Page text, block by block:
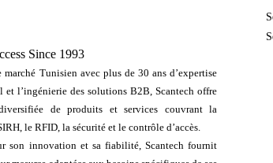
Since 1993
marché Tunisien avec plus de 30 ans d’expertise
et l’ingénierie des solutions B2B, Scantech offre
de produits et services couvrant la
le RFID, la sécurité et le contrôle d’accès.
son innovation et sa fiabilité, Scantech fournit